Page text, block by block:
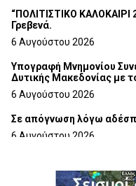
“ΠΟΛΙΤΙΣΤΙΚΟ ΚΑΛΟΚΑΙΡΙ
Γρεβενά.
6 Αυγούστου 2026
Υπογραφή Μνημονίου
Δυτικής Μακεδονίας με
6 Αυγούστου 2026
Σε απόγνωση λόγω
6 Αυγούστου 2026
6 Αυγούστου 2026